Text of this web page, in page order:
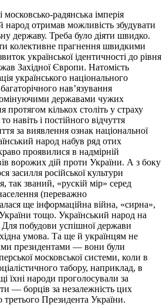
радянська імперія
народ отримав можливість збудувати
державу. Треба було діяти швидко.
колективне прагнення швидкими
української ідентичності до рівня
Західної Європи. Натомість
українського національного
нав’язування
державами чужих
протягом кількох століть у страху
навіть і постійного відчуття
за виявлення ознак національної
народ набув ряд отих
проявилися в надмірній
ворожих дій проти України. А з боку
засилля російської культури
так званий, «рускій мір» серед
(переважно
ще інформаційна війна, «сирна»,
тощо. Український народ на
побудови успішної держави
умова. Та ще й українцям не
президентами — вони були
московської системи, коли в
табору, наприклад, в
їхні народи проголосували за
— борців за незалежність цих
Президента України.